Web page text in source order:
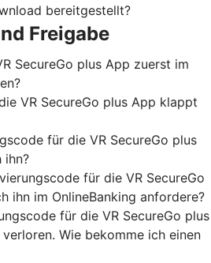
bereitgestellt?
Freigabe
SecureGo plus App zuerst im
VR SecureGo plus App klappt
für die VR SecureGo plus
ihn?
für die VR SecureGo
ihn im OnlineBanking anfordere?
für die VR SecureGo plus
Wie bekomme ich einen